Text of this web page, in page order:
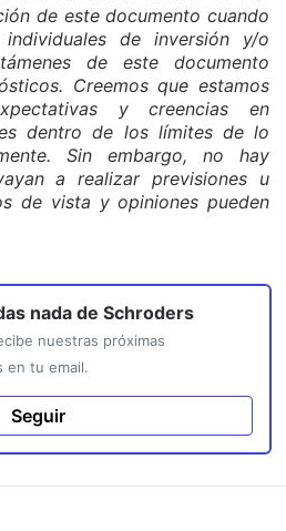
de este documento cuando
de inversión y/o
de este documento
Creemos que estamos
y creencias en
dentro de los límites de lo
Sin embargo, no hay
a realizar previsiones u
de vista y opiniones pueden
nada de Schroders
nuestras próximas
en tu email.
Seguir